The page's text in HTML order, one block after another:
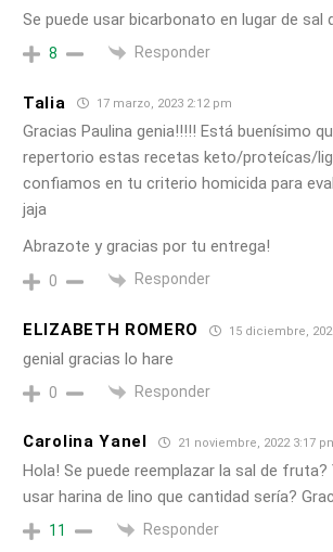
Se puede usar bicarbonato en lugar de sal
8 Responder
Talia 17 marzo, 2023 2:12 pm
Gracias Paulina genia!!!!! Está buenísimo
repertorio estas recetas keto/proteícas/
confiamos en tu criterio homicida para
jaja
Abrazote y gracias por tu entrega!
0 Responder
ELIZABETH ROMERO 15 diciembre,
genial gracias lo hare
0 Responder
Carolina Yanel 21 noviembre, 2022 3:17
Hola! Se puede reemplazar la sal de fruta?
usar harina de lino que cantidad sería?
11 Responder